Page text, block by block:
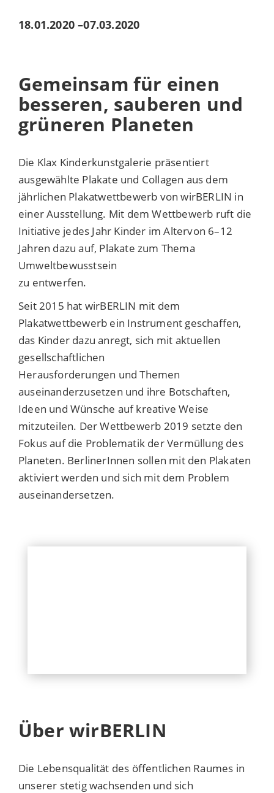
18.01.2020 –07.03.2020
Gemeinsam für einen
besseren, sauberen und
grüneren Planeten
Die Klax Kinderkunstgalerie präsentiert
ausgewählte Plakate und Collagen aus dem
jährlichen Plakatwettbewerb von wirBERLIN in
einer Ausstellung. Mit dem Wettbewerb ruft die
Initiative jedes Jahr Kinder im Altervon 6–12
Jahren dazu auf, Plakate zum Thema
Umweltbewusstsein
zu entwerfen.
Seit 2015 hat wirBERLIN mit dem
Plakatwettbewerb ein Instrument geschaffen,
das Kinder dazu anregt, sich mit aktuellen
gesellschaftlichen
Herausforderungen und Themen
auseinanderzusetzen und ihre Botschaften,
Ideen und Wünsche auf kreative Weise
mitzuteilen. Der Wettbewerb 2019 setzte den
Fokus auf die Problematik der Vermüllung des
Planeten. BerlinerInnen sollen mit den Plakaten
aktiviert werden und sich mit dem Problem
auseinandersetzen.
Über wirBERLIN
Die Lebensqualität des öffentlichen Raumes in
unserer stetig wachsenden und sich